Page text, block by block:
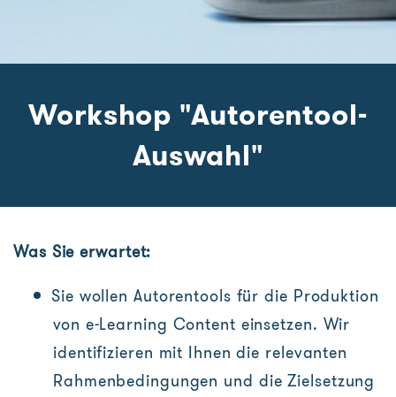
Workshop "Autorentool-
Auswahl"
Was Sie erwartet:
Sie wollen Autorentools für die Produktion
von e-Learning Content einsetzen. Wir
identifizieren mit Ihnen die relevanten
Rahmenbedingungen und die Zielsetzung